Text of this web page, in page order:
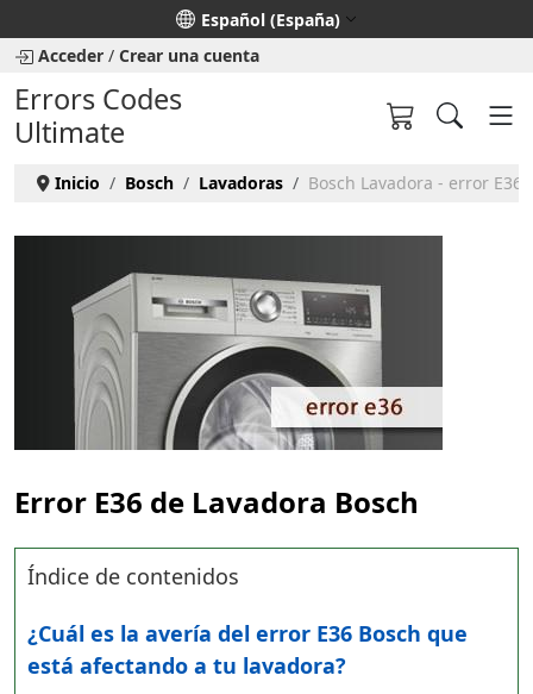
Seleccione su idioma
Español (España)
Acceder / Crear una cuenta
Errors Codes
Ultimate
Inicio Bosch Lavadoras Bosch Lavadora - error E36
Error E36 de Lavadora Bosch
Índice de contenidos
¿Cuál es la avería del error E36 Bosch que
está afectando a tu lavadora?